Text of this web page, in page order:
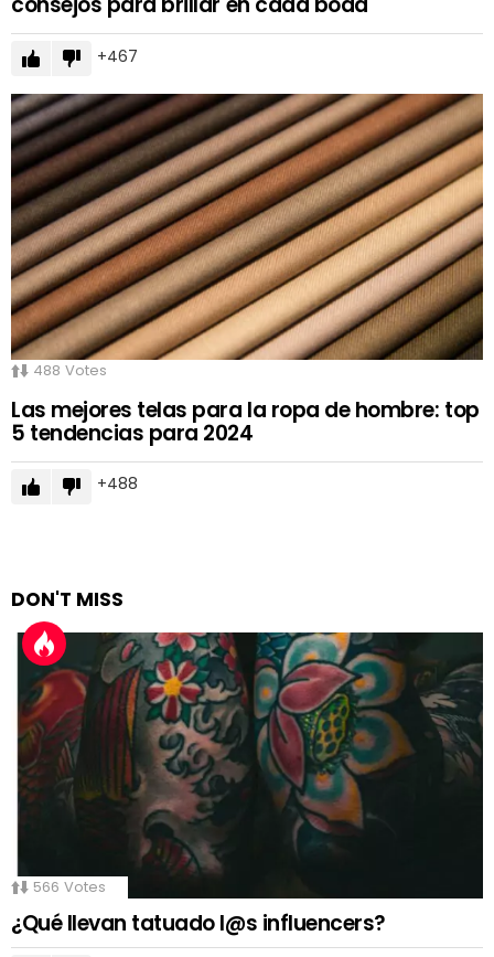
467
488 Votes
Las mejores telas para la ropa de hombre: top
5 tendencias para 2024
488
DON'T MISS
566 Votes
¿Qué llevan tatuado l@s influencers?